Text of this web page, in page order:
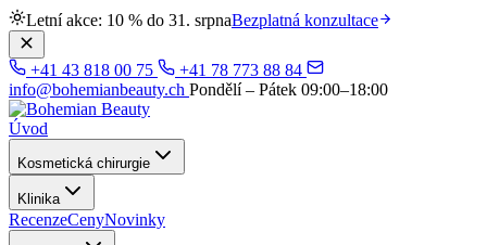
Letní akce: 10 % do 31. srpnaBezplatná konzultace
+41 43 818 00 75
+41 78 773 88 84
info@bohemianbeauty.ch Pondělí – Pátek 09:00–18:00
Úvod
Kosmetická chirurgie
Klinika
RecenzeCenyNovinky